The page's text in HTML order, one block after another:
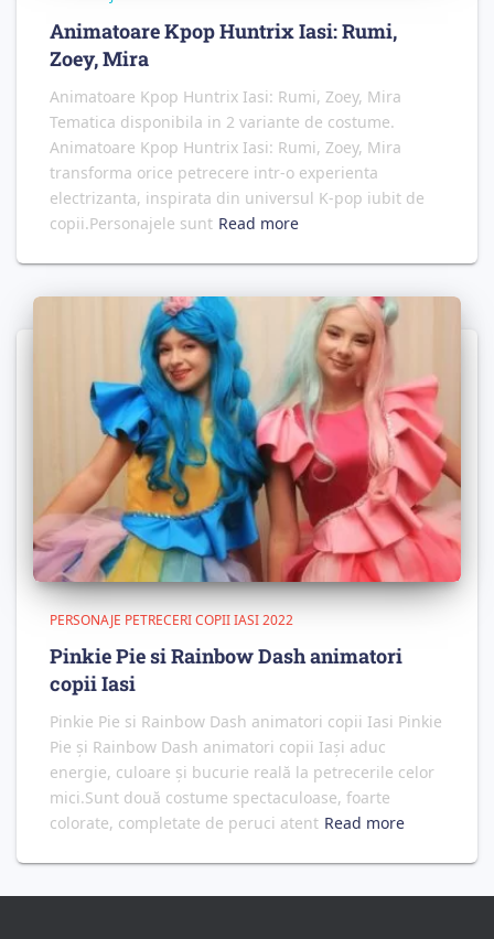
Animatoare Kpop Huntrix Iasi: Rumi,
Zoey, Mira
Animatoare Kpop Huntrix Iasi: Rumi, Zoey, Mira
Tematica disponibila in 2 variante de costume.
Animatoare Kpop Huntrix Iasi: Rumi, Zoey, Mira
transforma orice petrecere intr-o experienta
electrizanta, inspirata din universul K-pop iubit de
copii.Personajele sunt Read more
PERSONAJE PETRECERI COPII IASI 2022
Pinkie Pie si Rainbow Dash animatori
copii Iasi
Pinkie Pie si Rainbow Dash animatori copii Iasi Pinkie
Pie și Rainbow Dash animatori copii Iași aduc
energie, culoare și bucurie reală la petrecerile celor
mici.Sunt două costume spectaculoase, foarte
colorate, completate de peruci atent Read more